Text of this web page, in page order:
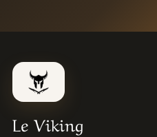
Le Viking